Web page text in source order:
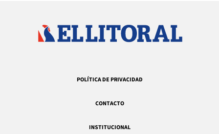
POLÍTICA DE PRIVACIDAD
CONTACTO
INSTITUCIONAL